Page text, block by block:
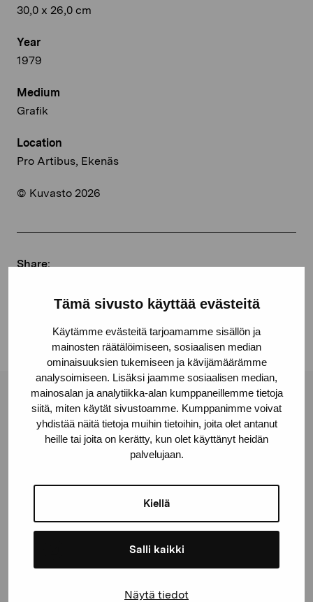
Tämä sivusto käyttää evästeitä
Käytämme evästeitä tarjoamamme sisällön ja
mainosten räätälöimiseen, sosiaalisen median
ominaisuuksien tukemiseen ja kävijämäärämme
analysoimiseen. Lisäksi jaamme sosiaalisen median,
mainosalan ja analytiikka-alan kumppaneillemme tietoja
siitä, miten käytät sivustoamme. Kumppanimme voivat
yhdistää näitä tietoja muihin tietoihin, joita olet antanut
heille tai joita on kerätty, kun olet käyttänyt heidän
palvelujaan.
Kiellä
Salli kaikki
Näytä tiedot
30,0 x 26,0 cm
Year
1979
Medium
Grafik
Location
Pro Artibus, Ekenäs
© Kuvasto 2026
Share:
Linkedin
Pro Artibus Foundation
proartibus@proartibus.fi